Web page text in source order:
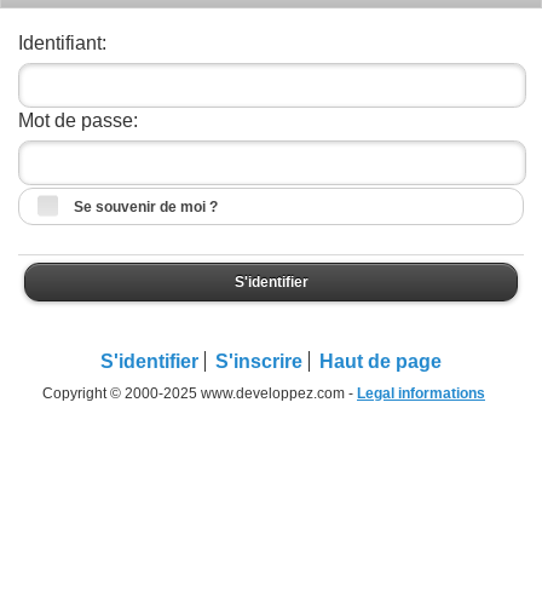
Identifiant:
Mot de passe:
Se souvenir de moi ?
S'identifier
S'identifier S'inscrire Haut de page
Copyright © 2000-2025 www.developpez.com - Legal informations